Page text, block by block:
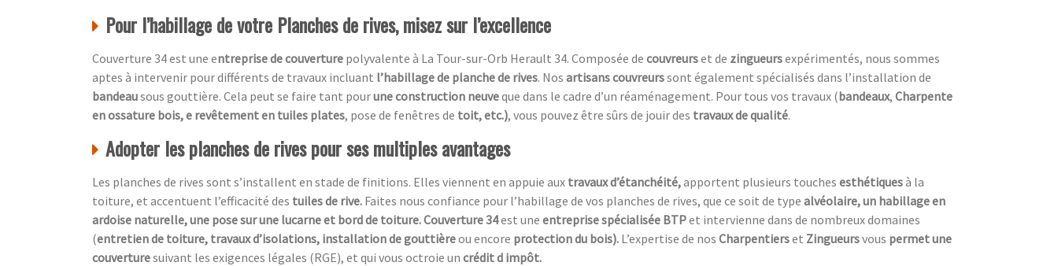
Pour l’habillage de votre Planches de rives, misez sur l’excellence
Couverture 34 est une entreprise de couverture polyvalente à La Tour-sur-Orb Herault 34. Composée de couvreurset de zingueursexpérimentés, nous sommes
aptes à intervenir pour différents de travaux incluant l’habillage de planche de rives. Nos artisans couvreurssont également spécialisés dans l’installation de
bandeausous gouttière. Cela peut se faire tant pourune construction neuveque dans le cadre d’un réaménagement. Pour tous vos travaux (bandeaux, Charpente
en ossature bois, e revêtement en tuiles plates, pose de fenêtres de toit, etc.), vous pouvez être sûrs de jouir des travaux de qualité.
Adopter les planches de rives pour ses multiples avantages
Les planches de rives sont s’installent en stade de finitions. Elles viennent en appuie aux travaux d’étanchéité,apportent plusieurs touches esthétiquesà la
toiture, et accentuent l’efficacité des tuiles de rive. Faites nous confiance pour l’habillage de vos planches de rives, que ce soit de type alvéolaire, un habillage en
ardoise naturelle, une pose sur une lucarne et bord de toiture. Couverture 34est une entreprise spécialisée BTPet intervienne dans de nombreux domaines
(entretien de toiture, travaux d’isolations, installation de gouttièreou encore protection du bois). L’expertise de nos Charpentierset Zingueursvous permet une
couverturesuivant les exigences légales (RGE), et qui vous octroie un crédit d impôt.